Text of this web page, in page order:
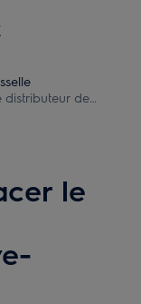
distributeur de
le